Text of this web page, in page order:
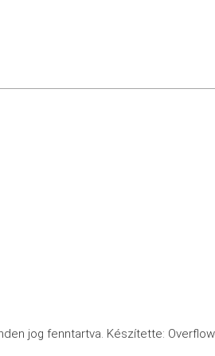
jog fenntartva. Készítette: